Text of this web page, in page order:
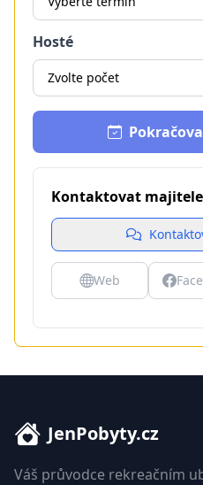
Hosté
Zvolte počet
Kontaktovat majitele
Web
JenPobyty.cz
Váš průvodce rekreačním